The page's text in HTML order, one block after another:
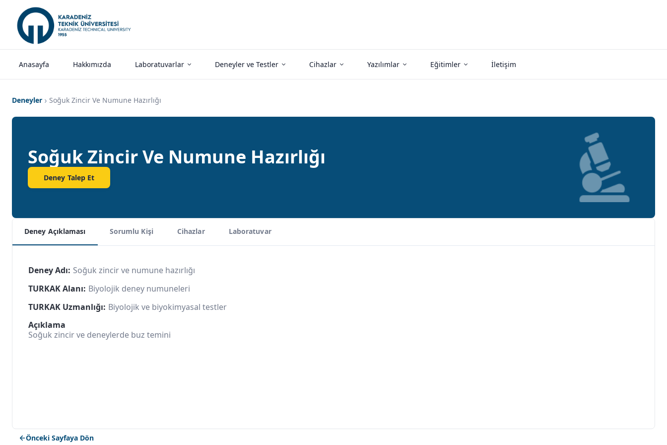
Anasayfa Hakkımızda Laboratuvarlar Deneyler ve Testler Cihazlar Yazılımlar Eğitimler İletişim
Deneyler Soğuk Zincir Ve Numune Hazırlığı
Soğuk Zincir Ve Numune Hazırlığı
Deney Talep Et
Deney Açıklaması Sorumlu Kişi Cihazlar Laboratuvar
Deney Adı: Soğuk zincir ve numune hazırlığı
TURKAK Alanı: Biyolojik deney numuneleri
TURKAK Uzmanlığı: Biyolojik ve biyokimyasal testler
Açıklama
Soğuk zincir ve deneylerde buz temini
Önceki Sayfaya Dön